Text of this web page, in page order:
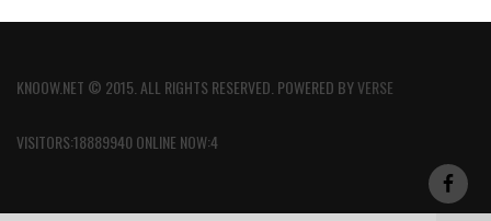
KNOOW.NET © 2015. ALL RIGHTS RESERVED. POWERED BYVERSE
VISITORS:18889940 ONLINE NOW:4